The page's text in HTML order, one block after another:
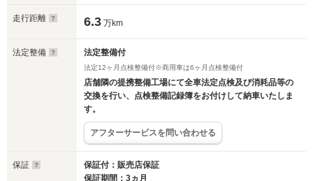
走行距離 6.3 万km
法定整備 法定整備付
法定12ヶ月点検整備付※商用車は6ヶ月点検整備付
店舗隣の提携整備工場にて全車法定点検及び消耗品等の
交換を行い、点検整備記録簿をお付けして納車いたしま
す。
アフターサービスを問い合わせる
保証
保証付：販売店保証
保証期間：3ヵ月